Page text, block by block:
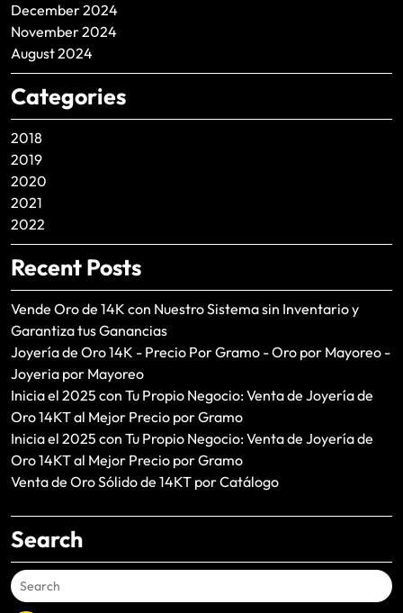
December 2024
November 2024
August 2024
Categories
2018
2019
2020
2021
2022
Recent Posts
Vende Oro de 14K con Nuestro Sistema sin Inventario y
Garantiza tus Ganancias
Joyería de Oro 14K - Precio Por Gramo - Oro por Mayoreo -
Joyeria por Mayoreo
Inicia el 2025 con Tu Propio Negocio: Venta de Joyería de
Oro 14KT al Mejor Precio por Gramo
Inicia el 2025 con Tu Propio Negocio: Venta de Joyería de
Oro 14KT al Mejor Precio por Gramo
Venta de Oro Sólido de 14KT por Catálogo
Search